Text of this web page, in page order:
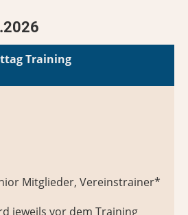
Training
Mitglieder, Vereinstrainer*in
jeweils vor dem Training